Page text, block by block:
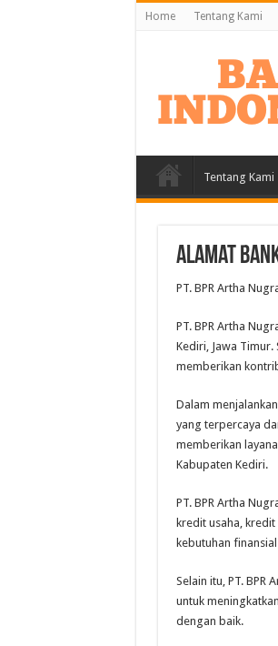
Home Tentang Kami
Tentang Kami
Alamat
PT. BPR Artha
PT. BPR Artha
Kediri, Jawa Timur.
memberikan
Dalam
yang terpercaya
memberikan
Kabupaten Kediri.
PT. BPR Artha
kredit usaha,
kebutuhan
Selain itu, PT. BPR
untuk
dengan baik.